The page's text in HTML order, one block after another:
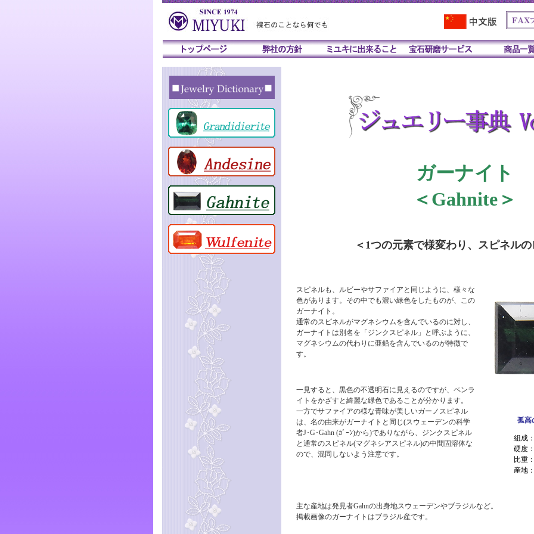
ガーナイト
＜Gahnite＞
＜1つの元素で様変わり、スピネル
スピネルも、ルビーやサファイアと同じように、様々な
色があります。その中でも濃い緑色をしたものが、この
ガーナイト。
通常のスピネルがマグネシウムを含んでいるのに対し、
ガーナイトは別名を「ジンクスピネル」と呼ぶように、
マグネシウムの代わりに亜鉛を含んでいるのが特徴で
す。
一見すると、黒色の不透明石に見えるのですが、ペンラ
イトをかざすと綺麗な緑色であることが分かります。
一方でサファイアの様な青味が美しいガーノスピネル
は、名の由来がガーナイトと同じ(スウェーデンの科学
者J･G･Gahn (ｶﾞｰﾝ)から)でありながら、ジンクスピネル
と通常のスピネル(マグネシアスピネル)の中間固溶体な
ので、混同しないよう注意です。
孤高
組成
硬度
比重
産地
主な産地は発見者Gahnの出身地スウェーデンやブラジルなど。
掲載画像のガーナイトはブラジル産です。